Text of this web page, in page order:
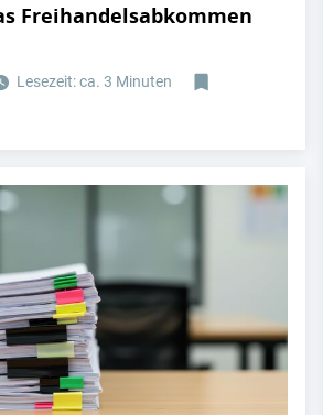
Freihandelsabkommen
Lesezeit: ca. 3 Minuten